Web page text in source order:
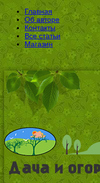
Главная
Об авторе
Контакты
Все статьи
Магазин